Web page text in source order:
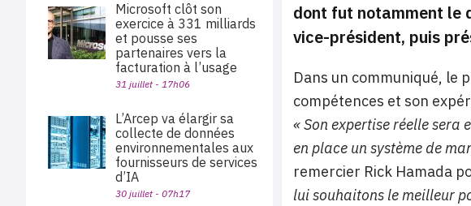
dont fut notamment le
vice-président, puis
Dans un communiqué, le
compétences et son
« Son expertise réelle sera
en place un système de
remercier Rick Hamada
lui souhaitons le meilleur
Microsoft clôt son
exercice à 331 milliards
et pousse ses
partenaires vers la
facturation à l’usage
31 juillet - 17h06
L’Arcep va élargir sa
collecte de données
environnementales aux
fournisseurs de services
d’IA
30 juillet - 07h17